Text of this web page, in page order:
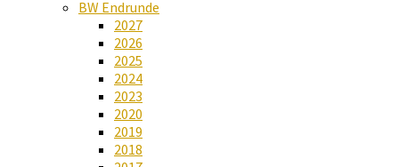
BW Endrunde
2027
2026
2025
2024
2023
2020
2019
2018